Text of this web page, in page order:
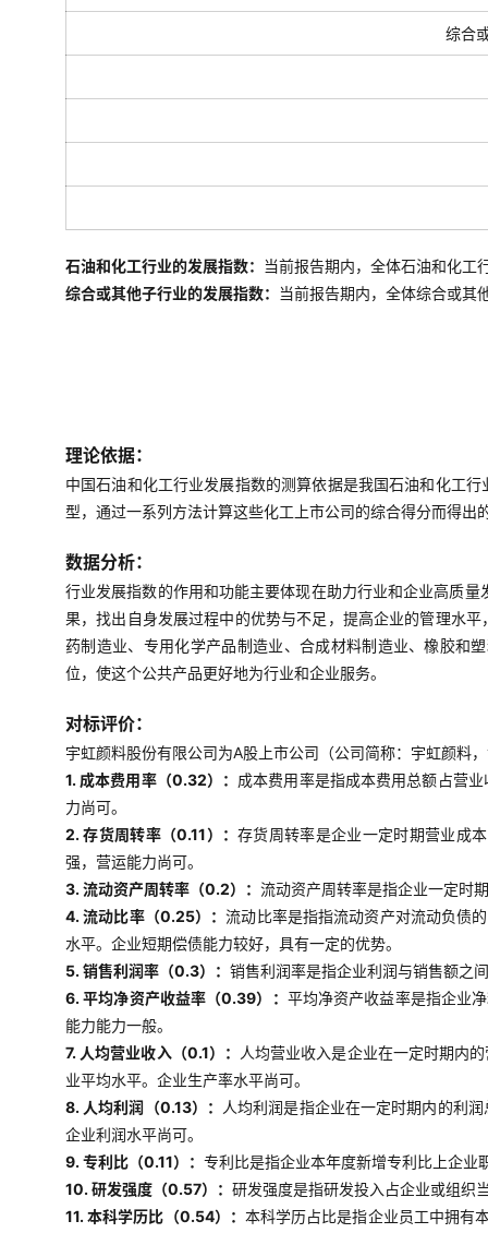
综合
石油和化工行业的发展指数： 当前报告期内，全体石油和化工
综合或其他子行业的发展指数： 当前报告期内，全体综合或其
理论依据：
中国石油和化工行业发展指数的测算依据是我国石油和化工
型，通过一系列方法计算这些化工上市公司的综合得分而得
数据分析：
行业发展指数的作用和功能主要体现在助力行业和企业高质
果，找出自身发展过程中的优势与不足，提高企业的管理水
药制造业、专用化学产品制造业、合成材料制造业、橡胶和
位，使这个公共产品更好地为行业和企业服务。
对标评价：
宇虹颜料股份有限公司为A股上市公司（公司简称：宇虹颜料
1. 成本费用率（0.32）： 成本费用率是指成本费用总额占营
力尚可。
2. 存货周转率（0.11）：存货周转率是企业一定时期营业成
强，营运能力尚可。
3. 流动资产周转率（0.2）： 流动资产周转率是指企业一定时
4. 流动比率（0.25）：流动比率是指指流动资产对流动负债
水平。企业短期偿债能力较好，具有一定的优势。
5. 销售利润率（0.3）： 销售利润率是指企业利润与销售额之
6. 平均净资产收益率（0.39）： 平均净资产收益率是指企业
能力能力一般。
7. 人均营业收入（0.1）：
人均营业收入是企业在一定时期内
业平均水平。企业生产率水平尚可。
8. 人均利润（0.13）：
人均利润是指企业在一定时期内的利
企业利润水平尚可。
9. 专利比（0.11）： 专利比是指企业本年度新增专利比上企
10. 研发强度（0.57）： 研发强度是指研发投入占企业或组织
11. 本科学历比（0.54）： 本科学历占比是指企业员工中拥有